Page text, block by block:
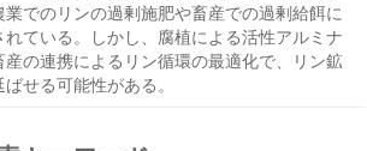
業でのリンの過剰施肥や畜産での過剰給餌に
れている。しかし、腐植による活性アルミナ
の連携によるリン循環の最適化で、リン鉱
せる可能性がある。